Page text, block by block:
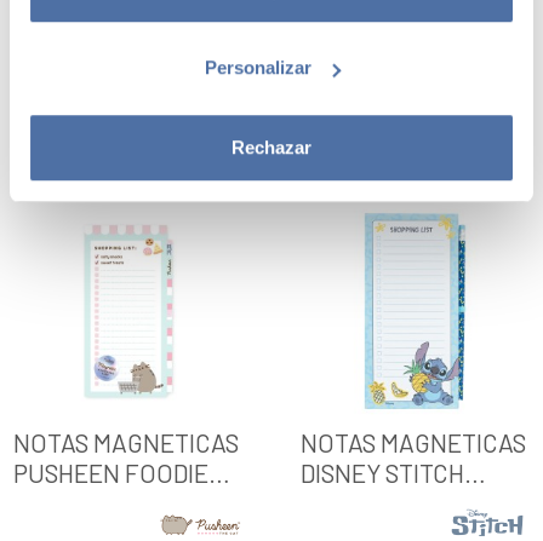
Personalizar
Rechazar
NOTAS MAGNETICAS
PUSHEEN FOODIE
NOTAS MAGNETICAS
DISNEY STITCH